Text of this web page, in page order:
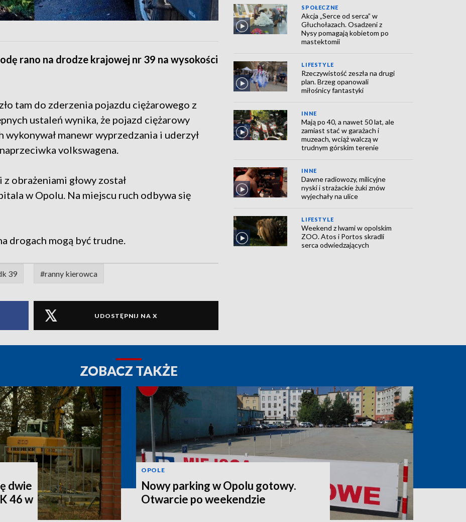
rano na drodze krajowej nr 39 na wysokości
tam do zderzenia pojazdu ciężarowego z
ustaleń wynika, że pojazd ciężarowy
manewr wyprzedzania i uderzył
volkswagena.
obrażeniami głowy został
w Opolu. Na miejscu ruch odbywa się
drogach mogą być trudne.
39 #ranny kierowca
UDOSTĘPNIJ NA X
SPOŁECZNE
Akcja „Serce od serca” w
Głuchołazach. Osadzeni z
Nysy pomagają kobietom po
mastektomii
LIFESTYLE
Rzeczywistość zeszła na drugi
plan. Brzeg opanowali
miłośnicy fantastyki
INNE
Mają po 40, a nawet 50 lat, ale
zamiast stać w garażach i
muzeach, wciąż walczą w
trudnym górskim terenie
INNE
Dawne radiowozy, milicyjne
nyski i strażackie żuki znów
wyjechały na ulice
LIFESTYLE
Weekend z lwami w opolskim
ZOO. Atos i Portos skradli
serca odwiedzających
ZOBACZ TAKŻE
dwie
46 w
OPOLE
Nowy parking w Opolu gotowy.
Otwarcie po weekendzie